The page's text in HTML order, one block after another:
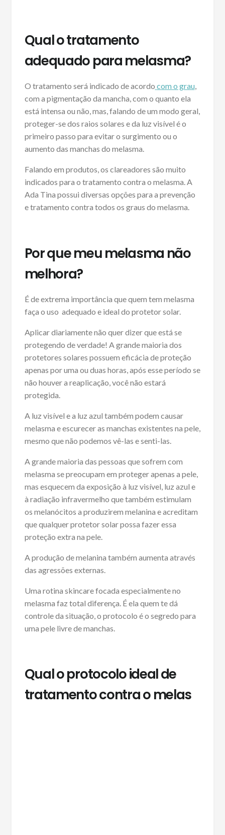
Qual o tratamento
adequado para melasma?
O tratamento será indicado de acordo com o grau,
com a pigmentação da mancha, com o quanto ela
está intensa ou não, mas, falando de um modo geral,
proteger-se dos raios solares e da luz visível é o
primeiro passo para evitar o surgimento ou o
aumento das manchas do melasma.
Falando em produtos, os clareadores são muito
indicados para o tratamento contra o melasma. A
Ada Tina possui diversas opções para a prevenção
e tratamento contra todos os graus do melasma.
Por que meu melasma não
melhora?
É de extrema importância que quem tem melasma
faça o uso adequado e ideal do protetor solar.
Aplicar diariamente não quer dizer que está se
protegendo de verdade! A grande maioria dos
protetores solares possuem eficácia de proteção
apenas por uma ou duas horas, após esse período se
não houver a reaplicação, você não estará
protegida.
A luz visível e a luz azul também podem causar
melasma e escurecer as manchas existentes na pele,
mesmo que não podemos vê-las e senti-las.
A grande maioria das pessoas que sofrem com
melasma se preocupam em proteger apenas a pele,
mas esquecem da exposição à luz visível, luz azul e
à radiação infravermelho que também estimulam
os melanócitos a produzirem melanina e acreditam
que qualquer protetor solar possa fazer essa
proteção extra na pele.
A produção de melanina também aumenta através
das agressões externas.
Uma rotina skincare focada especialmente no
melasma faz total diferença. É ela quem te dá
controle da situação, o protocolo é o segredo para
uma pele livre de manchas.
Qual o protocolo ideal de
tratamento contra o melas